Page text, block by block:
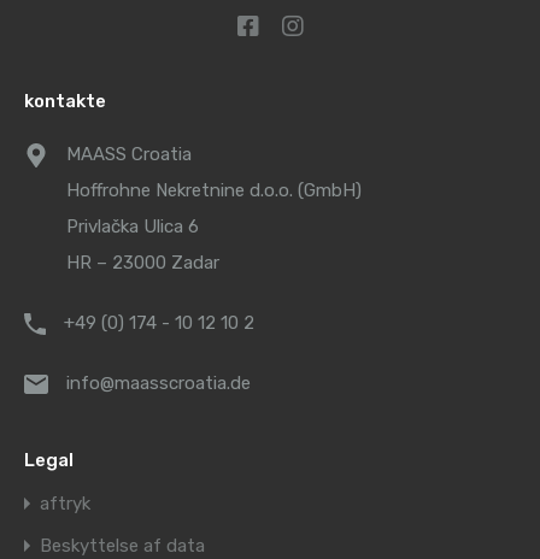
kontakte
MAASS Croatia
Hoffrohne Nekretnine d.o.o. (GmbH)
Privlačka Ulica 6
HR – 23000 Zadar
+49 (0) 174 - 10 12 10 2
info@maasscroatia.de
Legal
aftryk
Beskyttelse af data